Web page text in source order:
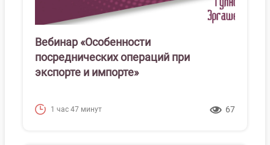
Вебинар «Особенности
посреднических операций при
экспорте и импорте»
1 час 47 минут 67